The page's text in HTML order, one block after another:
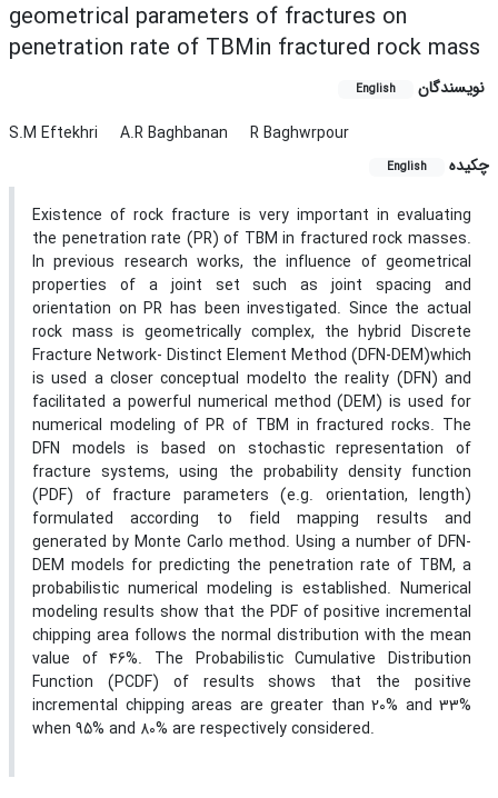
geometrical parameters of fractures on
penetration rate of TBMin fractured rock mass
نویسندگان English
S.M Eftekhri A.R Baghbanan
R Baghwrpour
چکیده
English
Existence of rock fracture is very important in evaluating
the penetration rate (PR) of TBM in fractured rock masses.
In previous research works, the influence of geometrical
properties of a joint set such as joint spacing and
orientation on PR has been investigated. Since the actual
rock mass is geometrically complex, the hybrid Discrete
Fracture Network- Distinct Element Method (DFN-DEM)which
is used a closer conceptual modelto the reality (DFN) and
facilitated a powerful numerical method (DEM) is used for
numerical modeling of PR of TBM in fractured rocks. The
DFN models is based on stochastic representation of
fracture systems, using the probability density function
(PDF) of fracture parameters (e.g. orientation, length)
formulated according to field mapping results and
generated by Monte Carlo method. Using a number of DFN-
DEM models for predicting the penetration rate of TBM, a
probabilistic numerical modeling is established. Numerical
modeling results show that the PDF of positive incremental
chipping area follows the normal distribution with the mean
value of 46%. The Probabilistic Cumulative Distribution
Function (PCDF) of results shows that the positive
incremental chipping areas are greater than 20% and 33%
when 95% and 80% are respectively considered.